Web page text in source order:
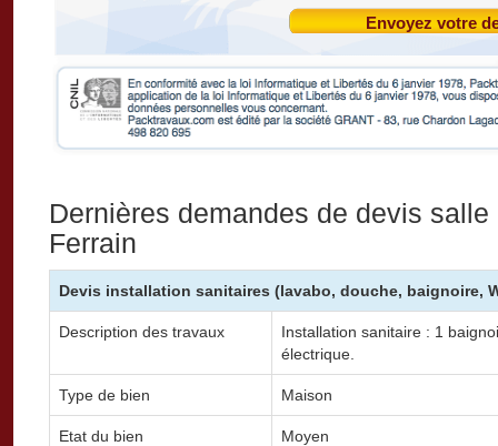
Envoyez votre
Dernières demandes de devis
Ferrain
Devis installation sanitaires (lavabo, douche, baignoire,
Description des travaux
Installation sanitaire : 1
électrique.
Type de bien Maison
Etat du bien Moyen